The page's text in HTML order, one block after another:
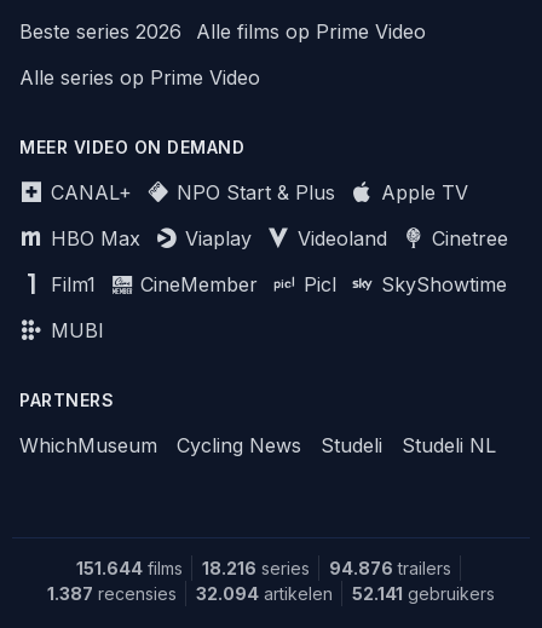
Beste series 2026
Alle films op Prime Video
Alle series op Prime Video
MEER VIDEO ON DEMAND
CANAL+ NPO Start & Plus
Apple TV
HBO Max
Viaplay Videoland
Cinetree
Film1
CineMember Picl
SkyShowtime
MUBI
PARTNERS
WhichMuseum Cycling News Studeli Studeli NL
151.644 films 18.216 series 94.876 trailers
1.387 recensies 32.094 artikelen 52.141 gebruikers